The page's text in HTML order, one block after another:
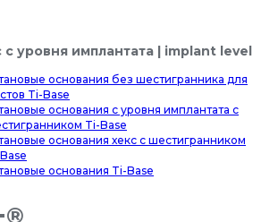
с уровня имплантата | implant level
основания без шестигранника для
Ti-Base
основания с уровня имплантата с
Ti-Base
основания хекс с шестигранником
основания Ti-Base
®